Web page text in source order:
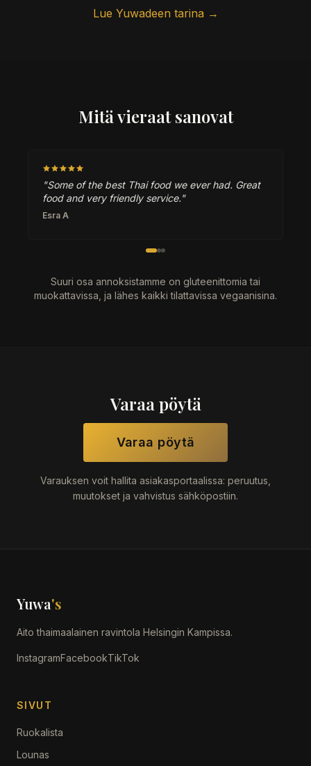
Lue Yuwadeen tarina →
Mitä vieraat sanovat
"Some of the best Thai food we ever had. Great
food and very friendly service."
Esra A
Suuri osa annoksistamme on gluteenittomia tai
muokattavissa, ja lähes kaikki tilattavissa vegaanisina.
Varaa pöytä
Varaa pöytä
Varauksen voit hallita asiakasportaalissa: peruutus,
muutokset ja vahvistus sähköpostiin.
Yuwa's
Aito thaimaalainen ravintola Helsingin Kampissa.
InstagramFacebookTikTok
SIVUT
Ruokalista
Lounas